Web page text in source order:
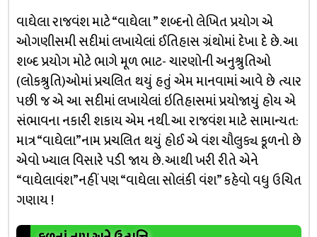
વાઘેલા રાજવંશ માટે “વાઘેલા ” શબ્દનો લેખિત પ્રયોગ એ
ઓગણીસમી સદીમાં લખાયેલાં ઈતિહાસ ગ્રંથોમાં દેખા દે છે. આ
શબ્દ પ્રયોગ મોટે ભાગે મૂળ ભાટ- ચારણોની અનુશ્રુતિઓ
(લોકશ્રુતિ)ઓમાં પ્રચલિત થયું હતું એમ માનવામાં આવે છે ત્યાર
પછી જ એ આ સદીમાં લખાયેલાં ઇતિહાસમાં પ્રયોજાયું હોય એ
સંભાવના નકારી શકાય એમ નથી. આ રાજવંશ માટે સામાન્યત:
માત્ર “વાઘેલા”નામ પ્રચલિત થયું હોઈ એ વંશ ચૌલુક્ય કૂળનો છે
એવો ખ્યાલ વિસારે પડી જાય છે. આથી ખરી રીતે એને
“વાઘેલાવંશ”નહીં પણ “વાઘેલા સોલંકી વંશ” કહેવો વધુ ઉચિત
ગણાય !